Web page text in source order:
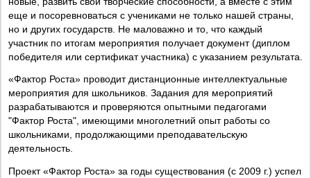
еще и посоревноваться с учениками не только нашей страны,
но и других государств. Не маловажно и то, что каждый
участник по итогам мероприятия получает документ (диплом
победителя или сертификат участника) с указанием результата.
«Фактор Роста» проводит дистанционные интеллектуальные
мероприятия для школьников. Задания для мероприятий
разрабатываются и проверяются опытными педагогами
"Фактор Роста", имеющими многолетний опыт работы со
школьниками, продолжающими преподавательскую
деятельность.
Проект «Фактор Роста» за годы существования (с 2009 г.) успел